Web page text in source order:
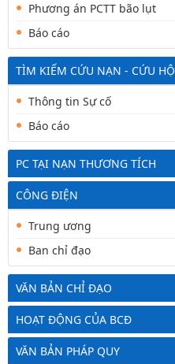
Phương án PCTT bão lụt
Báo cáo
TÌM KIẾM CỨU NẠN - CỨU HỘ
Thông tin Sự cố
Báo cáo
PC TẠI NẠN THƯƠNG TÍCH
CÔNG ĐIỆN
Trung ương
Ban chỉ đạo
VĂN BẢN CHỈ ĐẠO
HOẠT ĐỘNG CỦA BCĐ
VĂN BẢN PHÁP QUY